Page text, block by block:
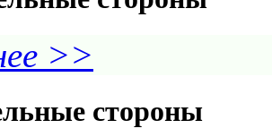
>>
стороны